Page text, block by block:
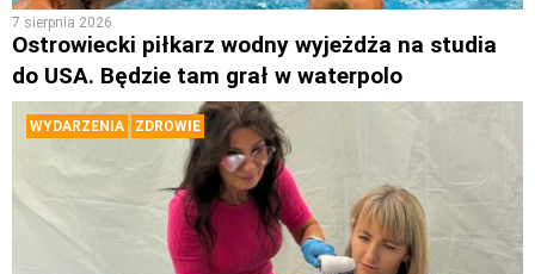
7 sierpnia 2026
Ostrowiecki piłkarz wodny wyjeżdża na studia
do USA. Będzie tam grał w waterpolo
WYDARZENIA ZDROWIE